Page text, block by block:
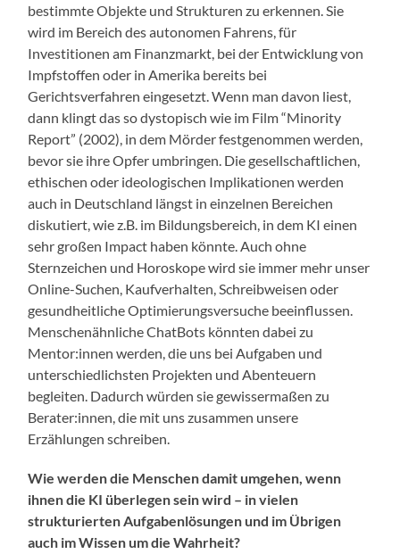
bestimmte Objekte und Strukturen zu erkennen. Sie
wird im Bereich des autonomen Fahrens, für
Investitionen am Finanzmarkt, bei der Entwicklung von
Impfstoffen oder in Amerika bereits bei
Gerichtsverfahren eingesetzt. Wenn man davon liest,
dann klingt das so dystopisch wie im Film “Minority
Report” (2002), in dem Mörder festgenommen werden,
bevor sie ihre Opfer umbringen. Die gesellschaftlichen,
ethischen oder ideologischen Implikationen werden
auch in Deutschland längst in einzelnen Bereichen
diskutiert, wie z.B. im Bildungsbereich, in dem KI einen
sehr großen Impact haben könnte. Auch ohne
Sternzeichen und Horoskope wird sie immer mehr unser
Online-Suchen, Kaufverhalten, Schreibweisen oder
gesundheitliche Optimierungsversuche beeinflussen.
Menschenähnliche ChatBots könnten dabei zu
Mentor:innen werden, die uns bei Aufgaben und
unterschiedlichsten Projekten und Abenteuern
begleiten. Dadurch würden sie gewissermaßen zu
Berater:innen, die mit uns zusammen unsere
Erzählungen schreiben.
Wie werden die Menschen damit umgehen, wenn
ihnen die KI überlegen sein wird – in vielen
strukturierten Aufgabenlösungen und im Übrigen
auch im Wissen um die Wahrheit?